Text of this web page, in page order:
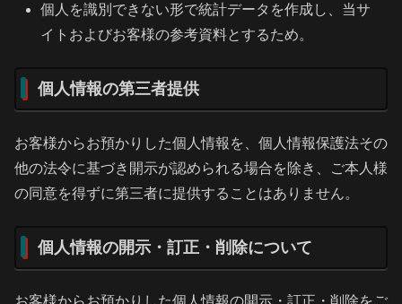
個人を識別できない形で統計データを作成し、当サ
イトおよびお客様の参考資料とするため。
個人情報の第三者提供
お客様からお預かりした個人情報を、個人情報保護法その
他の法令に基づき開示が認められる場合を除き、ご本人様
の同意を得ずに第三者に提供することはありません。
個人情報の開示・訂正・削除について